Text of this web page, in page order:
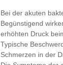
Bei der akuten
Begünstigend
erhöhten Druck
Typische
Schmerzen in der